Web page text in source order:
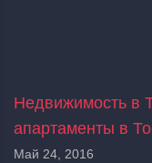
Недвижимость в
апартаменты в
Май 24, 2016